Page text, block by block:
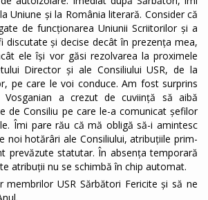
Uniune și la România literară. Consider că
de funcționarea Uniunii Scriitorilor și a
și decise decât în prezența mea,
ele își vor găsi rezolvarea la proximele
Director și ale Consiliului USR, de la
pe care le voi conduce. Am fost surprins
a crezut de cuviință să aibă
de Consiliu pe care le-a comunicat șefilor
Îmi pare rău că mă obligă să-i amintesc
noi hotărâri ale Consiliului, atribuțiile prim-
prevăzute statutar. În absența temporară
atribuții nu se schimbă în chip automat.
membrilor USR Sărbători Fericite și să ne